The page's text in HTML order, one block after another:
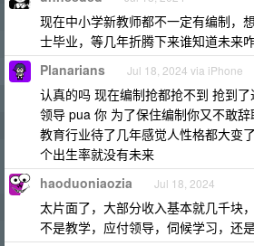
现在中小学新教师都不一定有编制，
士毕业，等几年折腾下来谁知道未来
Planarians Jul 18, 2024 via iPhone
认真的吗 现在编制抢都抢不到 抢到
领导 pua 你 为了保住编制你又不敢
教育行业待了几年感觉人性格都大变
个出生率就没有未来
haoduoniaozia Jul 18, 2024
太片面了，大部分收入基本就几千块
不是教学，应付领导，伺候学习，还